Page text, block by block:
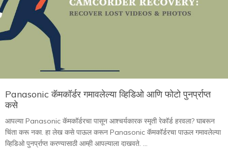
Panasonic कॅमकॉर्डर गमावलेल्या व्हिडिओ आणि फोटो पुनर्प्राप्त
कसे
आपल्या Panasonic कॅमकॉर्डरचा पासून आश्चर्यकारक स्मृती रेकॉर्ड हरवला? घाबरून
चिंता करू नका. हा लेख कसे पाऊल करून Panasonic कॅमकॉर्डरचा पाऊल गमावलेल्या
व्हिडिओ पुनर्प्राप्त करण्यासाठी आम्ही आपल्याला दाखवते. ...